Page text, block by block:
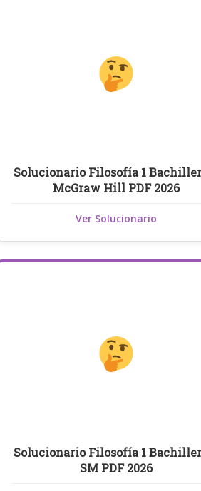
Solucionario Filosofía 1
McGraw Hill PDF 2026
Ver Solucionario
Solucionario Filosofía 1
SM PDF 2026